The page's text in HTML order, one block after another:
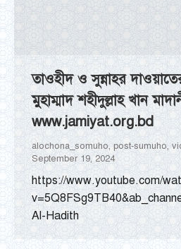
তাওহীদ ও সুন্নাহর
মুহাম্মাদ শহীদুল্লাহ খান
www.jamiyat.org.bd
alochona_somuho, post-sumuho,
September 19, 2024
https://www.youtube.com/
Al-Hadith